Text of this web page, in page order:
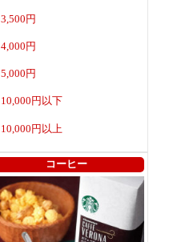
3,500円
4,000円
5,000円
10,000円以下
10,000円以上
コーヒー